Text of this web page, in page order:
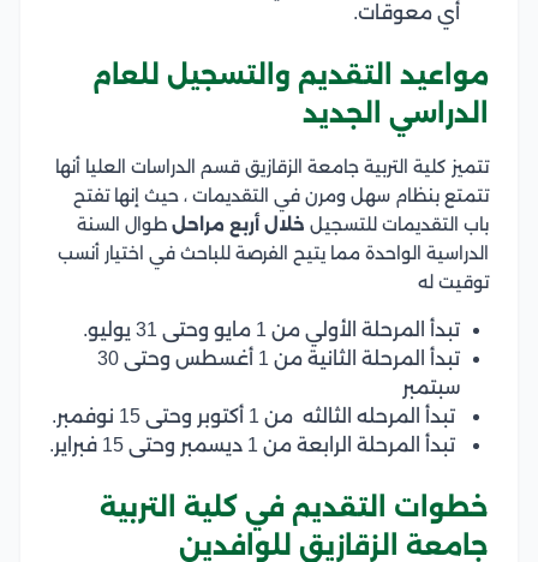
أي معوقات.
مواعيد التقديم والتسجيل للعام
الدراسي الجديد
تتميز كلية التربية جامعة الزقازيق قسم الدراسات العليا أنها
تتمتع بنظام سهل ومرن في التقديمات ، حيث إنها تفتح
باب التقديمات للتسجيل خلال أربع مراحل طوال السنة
الدراسية الواحدة مما يتيح الفرصة للباحث في اختيار أنسب
توقيت له
تبدأ المرحلة الأولي من 1 مايو وحتى 31 يوليو.
تبدأ المرحلة الثانية من 1 أغسطس وحتى 30
سبتمبر
تبدأ المرحله الثالثه من 1 أكتوبر وحتى 15 نوفمبر.
تبدأ المرحلة الرابعة من 1 ديسمبر وحتى 15 فبراير.
خطوات التقديم في كلية التربية
جامعة الزقازيق للوافدين